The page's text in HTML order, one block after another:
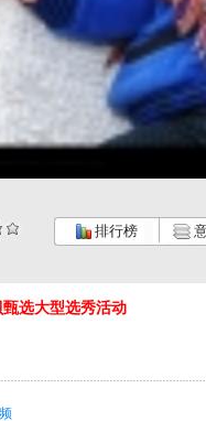
排行榜
选大型选秀活动